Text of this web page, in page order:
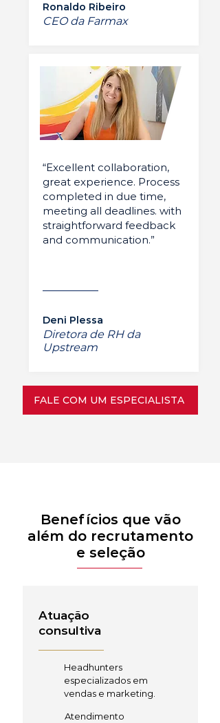
Ronaldo Ribeiro
CEO da Farmax
“Excellent collaboration,
great experience. Process
completed in due time,
meeting all deadlines. with
straightforward feedback
and communication.”
Deni Plessa
Diretora de RH da
Upstream
FALE COM UM ESPECIALISTA
Benefícios que vão
além do recrutamento
e seleção
Atuação
consultiva
Headhunters
especializados em
vendas e marketing.
Atendimento